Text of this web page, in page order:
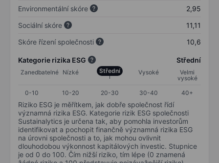
Environmentální skóre
2,95
Sociální skóre
11,11
Skóre řízení společnosti
10,6
Kategorie rizika ESG Střední
Zanedbatelné Nízké Střední Vysoké
Velmi
vysoké
0-10
10-20 20-30 30-40 40+
Riziko ESG je měřítkem, jak dobře společnost řídí
významná rizika ESG. Kategorie rizik ESG společnosti
Sustainalytics je určena tak, aby pomohla investorům
identifikovat a pochopit finančně významná rizika ESG
na úrovni společnosti a to, jak mohou ovlivnit
dlouhodobou výkonnost kapitálových investic. Stupnice
je od 0 do 100. Čím nižší riziko, tím lépe (0 znamená